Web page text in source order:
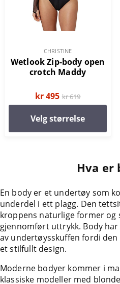
CHRISTINE
Wetlook Zip-body open
crotch Maddy
kr 495 kr 619
Velg størrelse
Hva er
En body er et undertøy som
underdel i ett plagg. Den
kroppens naturlige former og
gjennomført uttrykk. Body
av undertøysskuffen fordi
et stilfullt design.
Moderne bodyer kommer i
klassiske modeller med